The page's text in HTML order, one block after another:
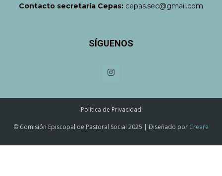
Contacto secretaría Cepas: cepas.sec@gmail.com
SÍGUENOS
Política de Privacidad
© Comisión Episcopal de Pastoral Social 2025 | Diseñado por Creare